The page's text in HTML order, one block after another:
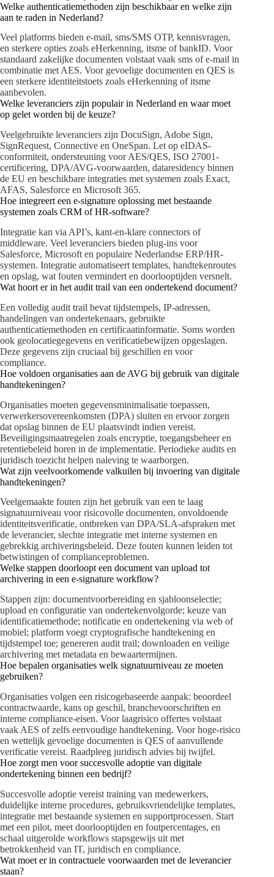
Welke authenticatiemethoden zijn beschikbaar en welke zijn
aan te raden in Nederland?
Veel platforms bieden e-mail, sms/SMS OTP, kennisvragen,
en sterkere opties zoals eHerkenning, itsme of bankID. Voor
standaard zakelijke documenten volstaat vaak sms of e-mail in
combinatie met AES. Voor gevoelige documenten en QES is
een sterkere identiteitstoets zoals eHerkenning of itsme
aanbevolen.
Welke leveranciers zijn populair in Nederland en waar moet
op gelet worden bij de keuze?
Veelgebruikte leveranciers zijn DocuSign, Adobe Sign,
SignRequest, Connective en OneSpan. Let op eIDAS-
conformiteit, ondersteuning voor AES/QES, ISO 27001-
certificering, DPA/AVG-voorwaarden, dataresidency binnen
de EU en beschikbare integraties met systemen zoals Exact,
AFAS, Salesforce en Microsoft 365.
Hoe integreert een e-signature oplossing met bestaande
systemen zoals CRM of HR-software?
Integratie kan via API’s, kant-en-klare connectors of
middleware. Veel leveranciers bieden plug-ins voor
Salesforce, Microsoft en populaire Nederlandse ERP/HR-
systemen. Integratie automatiseert templates, handtekenroutes
en opslag, wat fouten vermindert en doorlooptijden versnelt.
Wat hoort er in het audit trail van een ondertekend document?
Een volledig audit trail bevat tijdstempels, IP-adressen,
handelingen van ondertekenaars, gebruikte
authenticatiemethoden en certificaatinformatie. Soms worden
ook geolocatiegegevens en verificatiebewijzen opgeslagen.
Deze gegevens zijn cruciaal bij geschillen en voor
compliance.
Hoe voldoen organisaties aan de AVG bij gebruik van digitale
handtekeningen?
Organisaties moeten gegevensminimalisatie toepassen,
verwerkersovereenkomsten (DPA) sluiten en ervoor zorgen
dat opslag binnen de EU plaatsvindt indien vereist.
Beveiligingsmaatregelen zoals encryptie, toegangsbeheer en
retentiebeleid horen in de implementatie. Periodieke audits en
juridisch toezicht helpen naleving te waarborgen.
Wat zijn veelvoorkomende valkuilen bij invoering van digitale
handtekeningen?
Veelgemaakte fouten zijn het gebruik van een te laag
signatuurniveau voor risicovolle documenten, onvoldoende
identiteitsverificatie, ontbreken van DPA/SLA-afspraken met
de leverancier, slechte integratie met interne systemen en
gebrekkig archiveringsbeleid. Deze fouten kunnen leiden tot
betwistingen of complianceproblemen.
Welke stappen doorloopt een document van upload tot
archivering in een e-signature workflow?
Stappen zijn: documentvoorbereiding en sjabloonselectie;
upload en configuratie van ondertekenvolgorde; keuze van
identificatiemethode; notificatie en ondertekening via web of
mobiel; platform voegt cryptografische handtekening en
tijdstempel toe; genereren audit trail; downloaden en veilige
archivering met metadata en bewaartermijnen.
Hoe bepalen organisaties welk signatuurniveau ze moeten
gebruiken?
Organisaties volgen een risicogebaseerde aanpak: beoordeel
contractwaarde, kans op geschil, branchevoorschriften en
interne compliance-eisen. Voor laagrisico offertes volstaat
vaak AES of zelfs eenvoudige handtekening. Voor hoge-risico
en wettelijk gevoelige documenten is QES of aanvullende
verificatie vereist. Raadpleeg juridisch advies bij twijfel.
Hoe zorgt men voor succesvolle adoptie van digitale
ondertekening binnen een bedrijf?
Succesvolle adoptie vereist training van medewerkers,
duidelijke interne procedures, gebruiksvriendelijke templates,
integratie met bestaande systemen en supportprocessen. Start
met een pilot, meet doorlooptijden en foutpercentages, en
schaal uitgerolde workflows stapsgewijs uit met
betrokkenheid van IT, juridisch en compliance.
Wat moet er in contractuele voorwaarden met de leverancier
staan?